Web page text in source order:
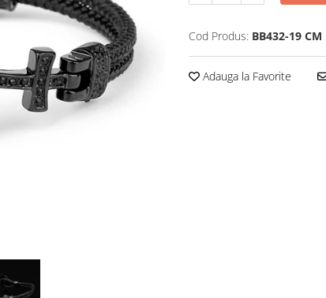
Cod Produs: BB432-19 CM
Adauga la Favorite